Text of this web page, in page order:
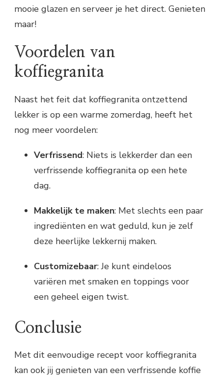
mooie glazen en serveer je het direct. Genieten
maar!
Voordelen van
koffiegranita
Naast het feit dat koffiegranita ontzettend
lekker is op een warme zomerdag, heeft het
nog meer voordelen:
Verfrissend: Niets is lekkerder dan een
verfrissende koffiegranita op een hete
dag.
Makkelijk te maken: Met slechts een paar
ingrediënten en wat geduld, kun je zelf
deze heerlijke lekkernij maken.
Customizebaar: Je kunt eindeloos
variëren met smaken en toppings voor
een geheel eigen twist.
Conclusie
Met dit eenvoudige recept voor koffiegranita
kan ook jij genieten van een verfrissende koffie